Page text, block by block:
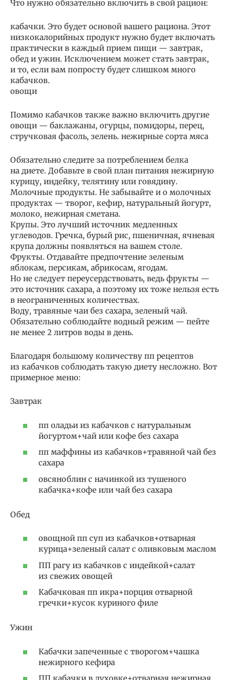
Что нужно обязательно включить в свой рацион:
кабачки. Это будет основой вашего рациона. Этот
низкокалорийных продукт нужно будет включать
практически в каждый прием пищи — завтрак,
обед и ужин. Исключением может стать завтрак,
и то, если вам попросту будет слишком много
кабачков.
овощи
Помимо кабачков также важно включить другие
овощи — баклажаны, огурцы, помидоры, перец,
стручковая фасоль, зелень. нежирные сорта мяса
Обязательно следите за потреблением белка
на диете. Добавьте в свой план питания нежирную
курицу, индейку, телятину или говядину.
Молочные продукты. Не забывайте и о молочных
продуктах — творог, кефир, натуральный йогурт,
молоко, нежирная сметана.
Крупы. Это лучший источник медленных
углеводов. Гречка, бурый рис, пшеничная, ячневая
крупа должны появляться на вашем столе.
Фрукты. Отдавайте предпочтение зеленым
яблокам, персикам, абрикосам, ягодам.
Но не следует переусердствовать, ведь фрукты —
это источник сахара, а поэтому их тоже нельзя есть
в неограниченных количествах.
Воду, травяные чаи без сахара, зеленый чай.
Обязательно соблюдайте водный режим — пейте
не менее 2 литров воды в день.
Благодаря большому количеству пп рецептов
из кабачков соблюдать такую диету несложно. Вот
примерное меню:
Завтрак
пп оладьи из кабачков с натуральным
йогуртом+чай или кофе без сахара
пп маффины из кабачков+травяной чай без
сахара
овсяноблин с начинкой из тушеного
кабачка+кофе или чай без сахара
Обед
овощной пп суп из кабачков+отварная
курица+зеленый салат с оливковым маслом
ПП рагу из кабачков с индейкой+салат
из свежих овощей
Кабачковая пп икра+порция отварной
гречки+кусок куриного филе
Ужин
Кабачки запеченные с творогом+чашка
нежирного кефира